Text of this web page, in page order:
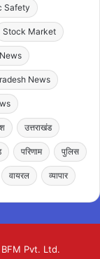
Safety
Stock Market
News
उत्तराखंड
परिणाम पुलिस
वायरल व्यापार
Pvt. Ltd.